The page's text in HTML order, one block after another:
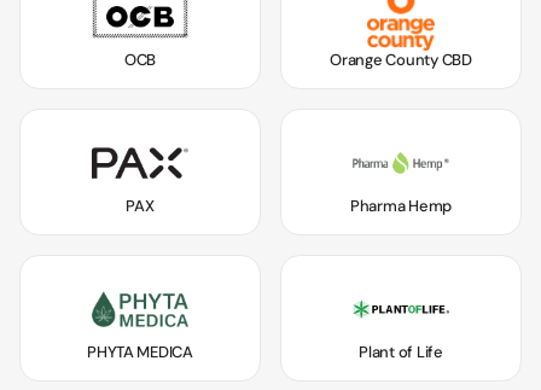
OCB Orange County CBD
PAX Pharma Hemp
PHYTA MEDICA Plant of Life